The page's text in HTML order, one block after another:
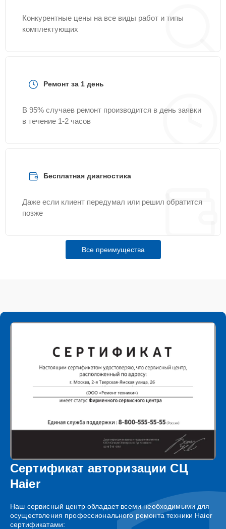
Конкурентные цены на все виды работ и типы
комплектующих
Ремонт за 1 день
В 95% случаев ремонт производится в день заявки
в течение 1-2 часов
Бесплатная диагностика
Даже если клиент передумал или решил обратится
позже
Все преимущества
Сертификат авторизации СЦ
Haier
Наш сервисный центр обладает всеми необходимыми для
осуществления профессионального ремонта техники Haier
сертификатами: